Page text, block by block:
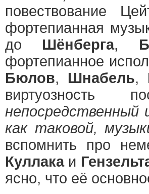
повествование
фортепианная
до Шёнберга,
фортепианное
Бюлов, Шнабель,
виртуозность
непосредственный
как таковой,
вспомнить про
Куллакаи
ясно, что её